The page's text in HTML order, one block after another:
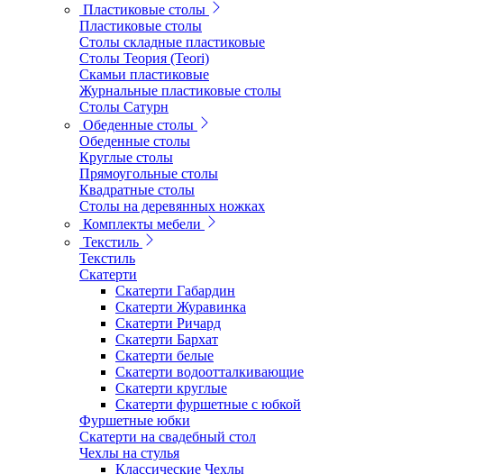
Пластиковые столы
Пластиковые столы
Столы складные пластиковые
Столы Теория (Teori)
Скамьи пластиковые
Журнальные пластиковые столы
Столы Сатурн
Обеденные столы
Обеденные столы
Круглые столы
Прямоугольные столы
Квадратные столы
Столы на деревянных ножках
Комплекты мебели
Текстиль
Текстиль
Скатерти
Скатерти Габардин
Скатерти Журавинка
Скатерти Ричард
Скатерти Бархат
Скатерти белые
Скатерти водоотталкивающие
Скатерти круглые
Скатерти фуршетные с юбкой
Фуршетные юбки
Скатерти на свадебный стол
Чехлы на стулья
Классические Чехлы